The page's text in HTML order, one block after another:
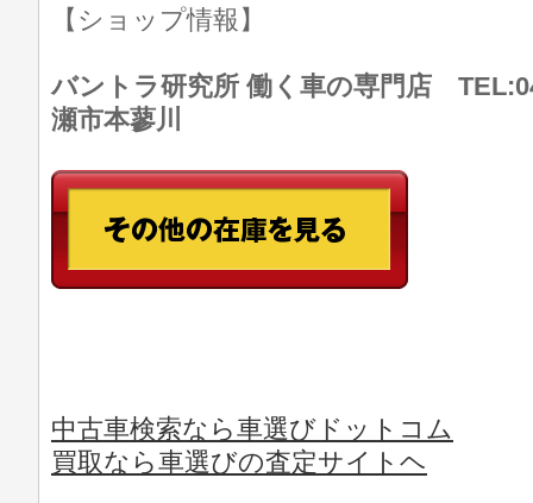
【ショップ情報】
バントラ研究所 働く車の専門店
瀬市本蓼川
中古車検索なら車選びドットコム
買取なら車選びの査定サイトヘ